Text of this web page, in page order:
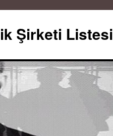
Şirketi Listesi